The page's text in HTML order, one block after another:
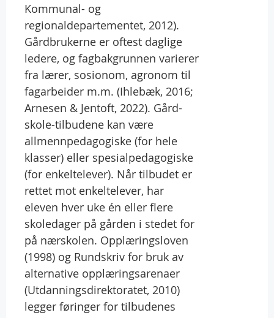
Kommunal- og
regionaldepartementet, 2012).
Gårdbrukerne er oftest daglige
ledere, og fagbakgrunnen varierer
fra lærer, sosionom, agronom til
fagarbeider m.m. (Ihlebæk, 2016;
Arnesen & Jentoft, 2022). Gård-
skole-tilbudene kan være
allmennpedagogiske (for hele
klasser) eller spesialpedagogiske
(for enkeltelever). Når tilbudet er
rettet mot enkeltelever, har
eleven hver uke én eller flere
skoledager på gården i stedet for
på nærskolen. Opplæringsloven
(1998) og Rundskriv for bruk av
alternative opplæringsarenaer
(Utdanningsdirektoratet, 2010)
legger føringer for tilbudenes